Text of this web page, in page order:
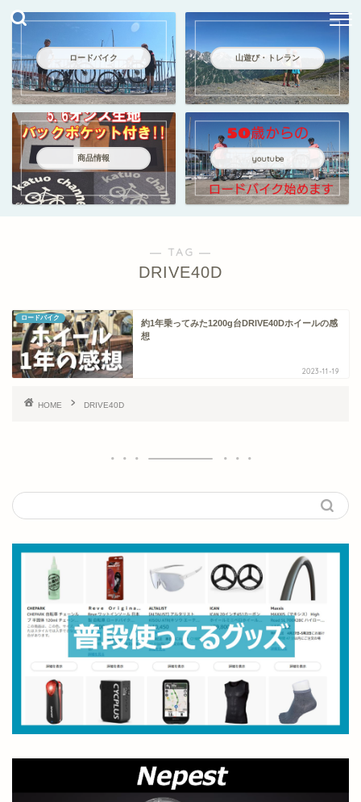
ロードバイク 山遊び・トレラン
商品情報 youtube
― TAG ―
DRIVE40D
ロードバイク
約1年乗ってみた1200g台DRIVE40Dホイールの感
想
2023-11-19
HOME DRIVE40D